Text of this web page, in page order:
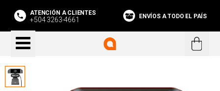
ATENCIÓN A CLIENTES
+504 3263-4661 ENVÍOS A TODO EL PAÍS